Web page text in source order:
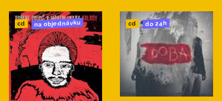
cd na objednávku cd do 24h